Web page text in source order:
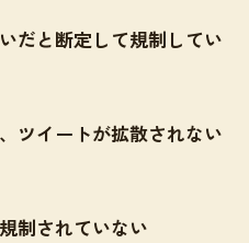
だと断定して規制してい
ツイートが拡散されない
制されていない